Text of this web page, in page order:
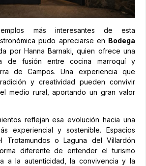
más interesantes de esta
pudo apreciarse en Bodega
por Hanna Barnaki, quien ofrece una
de fusión entre cocina marroquí y
de Campos. Una experiencia que
y creatividad pueden convivir
medio rural, aportando un gran valor
reflejan esa evolución hacia una
experiencial y sostenible. Espacios
Trotamundos o Laguna del Villardón
diferente de entender el turismo
a la autenticidad, la convivencia y la